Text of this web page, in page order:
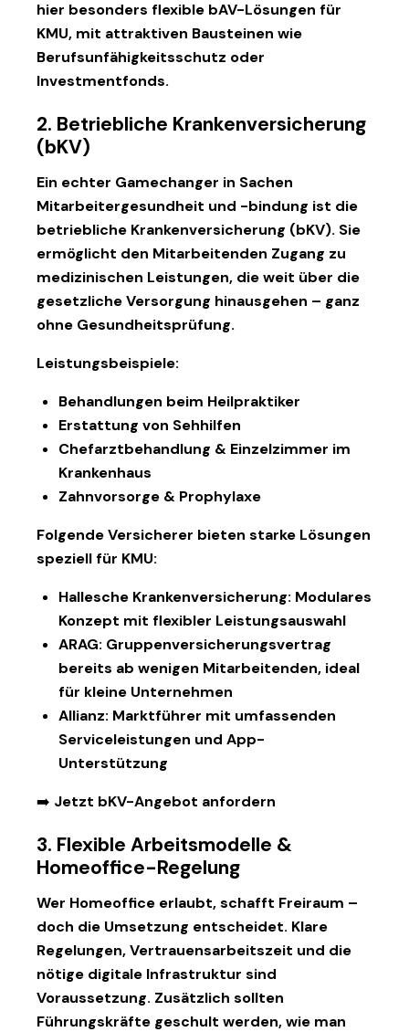
hier besonders flexible bAV-Lösungen für
KMU, mit attraktiven Bausteinen wie
Berufsunfähigkeitsschutz oder
Investmentfonds.
2. Betriebliche Krankenversicherung
(bKV)
Ein echter Gamechanger in Sachen
Mitarbeitergesundheit und -bindung ist die
betriebliche Krankenversicherung (bKV). Sie
ermöglicht den Mitarbeitenden Zugang zu
medizinischen Leistungen, die weit über die
gesetzliche Versorgung hinausgehen – ganz
ohne Gesundheitsprüfung.
Leistungsbeispiele:
Behandlungen beim Heilpraktiker
Erstattung von Sehhilfen
Chefarztbehandlung & Einzelzimmer im
Krankenhaus
Zahnvorsorge & Prophylaxe
Folgende Versicherer bieten starke Lösungen
speziell für KMU:
Hallesche Krankenversicherung: Modulares
Konzept mit flexibler Leistungsauswahl
ARAG: Gruppenversicherungsvertrag
bereits ab wenigen Mitarbeitenden, ideal
für kleine Unternehmen
Allianz: Marktführer mit umfassenden
Serviceleistungen und App-
Unterstützung
➡️ Jetzt bKV-Angebot anfordern
3. Flexible Arbeitsmodelle &
Homeoffice-Regelung
Wer Homeoffice erlaubt, schafft Freiraum –
doch die Umsetzung entscheidet. Klare
Regelungen, Vertrauensarbeitszeit und die
nötige digitale Infrastruktur sind
Voraussetzung. Zusätzlich sollten
Führungskräfte geschult werden, wie man